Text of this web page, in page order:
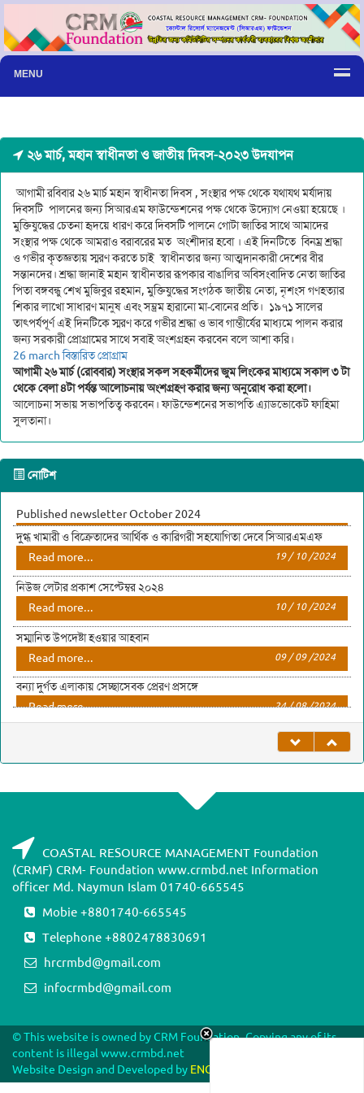
MENU
২৬ মার্চ, মহান স্বাধীনতা ও জাতীয় দিবস-২০২৩ উদযাপন
আগামী রবিবার ২৬ মার্চ মহান স্বাধীনতা দিবস , সংস্থার পক্ষ থেকে যথাযথ মর্যাদায়
দিবসটি পালনের জন্য সিআরএম ফাউন্ডেশনের পক্ষ থেকে উদ্যোগ নেওয়া হয়েছে ।
মুক্তিযুদ্ধের চেতনা হৃদয়ে ধারণ করে দিবসটি পালনে গোটা জাতির সাথে আমাদের
সংস্থার পক্ষ থেকে আমরাও বরাবরের মত অংশীদার হবো । এই দিনটিতে বিনম্র শ্রদ্ধা
ও গভীর কৃতজ্ঞতায় স্মরণ করতে চাই স্বাধীনতার জন্য আত্মদানকারী দেশের বীর
সন্তানদের। শ্রদ্ধা জানাই মহান স্বাধীনতার রূপকার বাঙালির অবিসংবাদিত নেতা জাতির
পিতা বঙ্গবন্ধু শেখ মুজিবুর রহমান, মুক্তিযুদ্ধের সংগঠক জাতীয় নেতা, নৃশংস গণহত্যার
শিকার লাখো সাধারণ মানুষ এবং সম্ভ্রম হারানো মা-বোনের প্রতি। ১৯৭১ সালের
তাৎপর্যপূর্ণ এই দিনটিকে স্মরণ করে গভীর শ্রদ্ধা ও ভাব গাম্ভীর্যের মাধ্যমে পালন করার
জন্য সরকারী প্রোগ্রামের সাথে সবাই অংশগ্রহন করবেন বলে আশা করি।
26 march বিস্তারিত প্রোগ্রাম
আগামী ২৬ মার্চ (রোববার) সংস্থার সকল সহকর্মীদের জুম লিংকের মাধ্যমে সকাল ৩ টা
থেকে বেলা ৪টা পর্যন্ত আলোচনায় অংশগ্রহণ করার জন্য অনুরোধ করা হলো।
আলোচনা সভায় সভাপতিত্ব করবেন। ফাউন্ডেশনের সভাপতি এ্যাডভোকেট ফাহিমা
সুলতানা।
নোটিশ
Published newsletter October 2024
Read more...
03 / 11 /2024
দুগ্ধ খামারী ও বিক্রেতাদের আর্থিক ও কারিগরী সহযোগিতা দেবে সিআরএমএফ
Read more...
19 / 10 /2024
নিউজ লেটার প্রকাশ সেপ্টেম্বর ২০২৪
Read more...
সম্মানিত উপদেষ্টা হওয়ার আহবান
Read more...
বন্যা দুর্গত এলাকায় সেচ্ছাসেবক প্রেরণ প্রসঙ্গে
Read more...
COASTAL RESOURCE MANAGEMENT Foundation
(CRMF) CRM- Foundation www.crmbd.net Information
officer Md. Naymun Islam 01740-665545
Mobie +8801740-665545
Telephone +8802478830691
hrcrmbd@gmail.com
infocrmbd@gmail.com
© This website is owned by CRM Foundation. Copying any of its
content is illegal www.crmbd.net
Website Design and Developed by ENGINEERS BD NETWORK